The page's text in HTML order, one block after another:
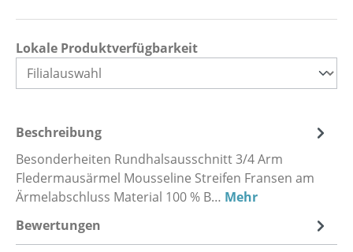
Lokale Produktverfügbarkeit
Beschreibung
Besonderheiten Rundhalsausschnitt 3/4 Arm
Fledermausärmel Mousseline Streifen Fransen am
Ärmelabschluss Material 100 % B… Mehr
Bewertungen